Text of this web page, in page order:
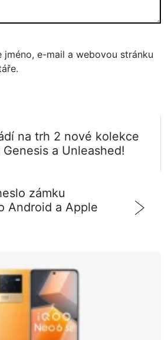
e-mail a webovou stránku
na trh 2 nové kolekce
a Unleashed!
zámku
Android a Apple